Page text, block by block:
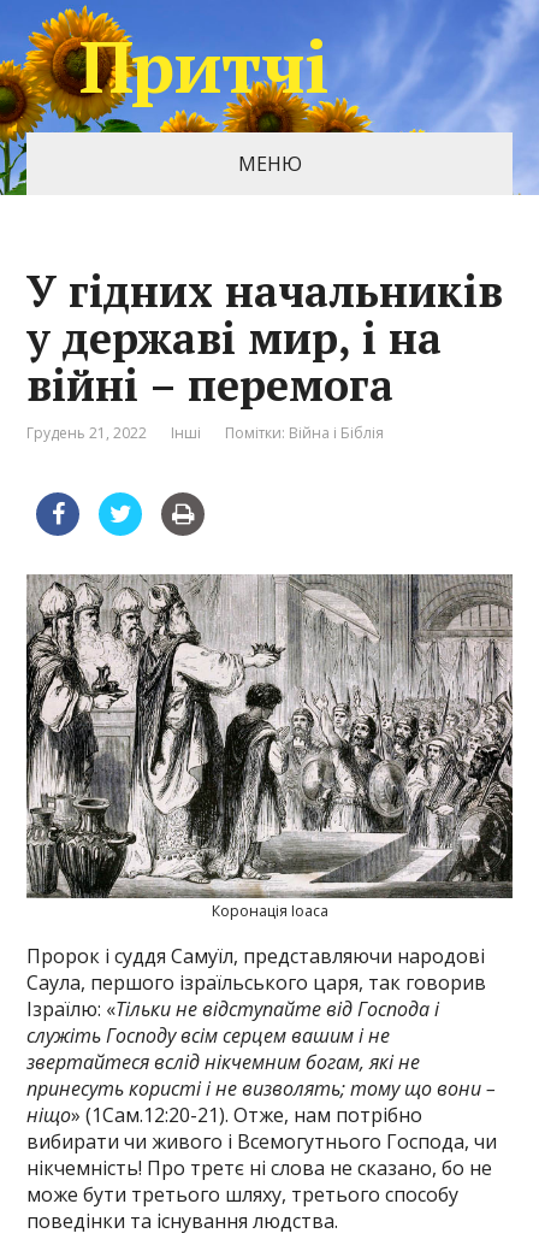
Притчі
МЕНЮ
У гідних начальників
у державі мир, і на
війні – перемога
Грудень 21, 2022 Інші Помітки: Війна і Біблія
Коронація Іоаса
Пророк і суддя Самуїл, представляючи народові
Саула, першого ізраїльського царя, так говорив
Ізраїлю: «Тільки не відступайте від Господа і
служіть Господу всім серцем вашим і не
звертайтеся вслід нікчемним богам, які не
принесуть користі і не визволять; тому що вони –
ніщо» (1Сам.12:20-21). Отже, нам потрібно
вибирати чи живого і Всемогутнього Господа, чи
нікчемність! Про третє ні слова не сказано, бо не
може бути третього шляху, третього способу
поведінки та існування людства.